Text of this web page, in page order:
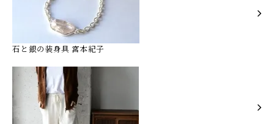
石と銀の装身具 宮本紀子